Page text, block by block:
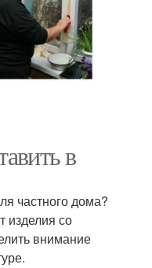
в
частного дома?
со
внимание